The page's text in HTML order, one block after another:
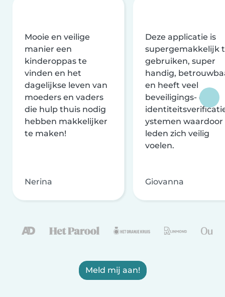
Mooie en veilige
manier een
kinderoppas te
vinden en het
dagelijkse leven van
moeders en vaders
die hulp thuis nodig
hebben makkelijker
te maken!
Nerina
Deze applicatie is
supergemakkelijk
gebruiken, super
handig,
en heeft veel
beveiligings- en
ystemen waardoor
leden zich veilig
voelen.
Giovanna
Meld mij aan!